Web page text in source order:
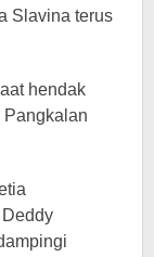
Slavina terus
hendak
Pangkalan